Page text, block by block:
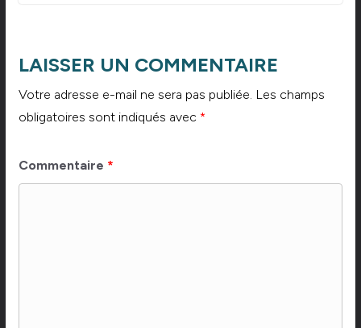
LAISSER UN COMMENTAIRE
Votre adresse e-mail ne sera pas publiée. Les champs
obligatoires sont indiqués avec *
Commentaire *